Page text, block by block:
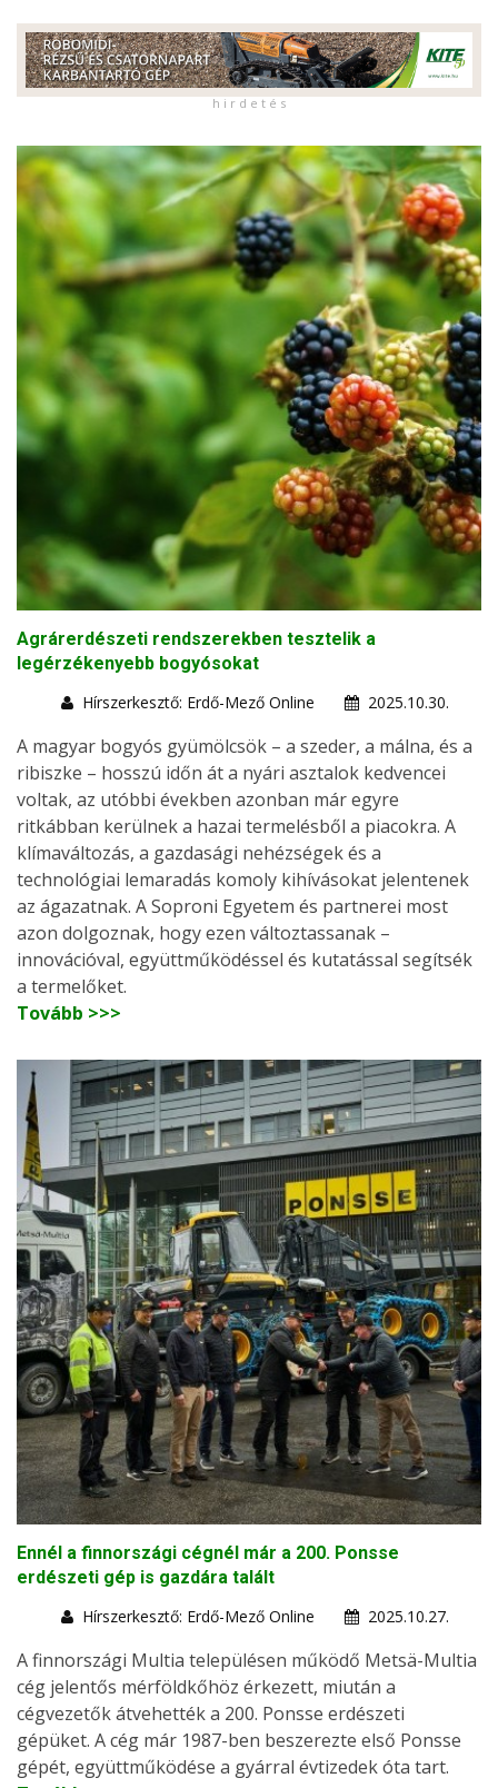
h i r d e t é s
Agrárerdészeti rendszerekben tesztelik a
legérzékenyebb bogyósokat
Hírszerkesztő: Erdő-Mező Online
2025.10.30.
A magyar bogyós gyümölcsök – a szeder, a málna, és a
ribiszke – hosszú időn át a nyári asztalok kedvencei
voltak, az utóbbi években azonban már egyre
ritkábban kerülnek a hazai termelésből a piacokra. A
klímaváltozás, a gazdasági nehézségek és a
technológiai lemaradás komoly kihívásokat jelentenek
az ágazatnak. A Soproni Egyetem és partnerei most
azon dolgoznak, hogy ezen változtassanak –
innovációval, együttműködéssel és kutatással segítsék
a termelőket.
Tovább >>>
Ennél a finnországi cégnél már a 200. Ponsse
erdészeti gép is gazdára talált
Hírszerkesztő: Erdő-Mező Online
2025.10.27.
A finnországi Multia településen működő Metsä-Multia
cég jelentős mérföldkőhöz érkezett, miután a
cégvezetők átvehették a 200. Ponsse erdészeti
gépüket. A cég már 1987-ben beszerezte első Ponsse
gépét, együttműködése a gyárral évtizedek óta tart.